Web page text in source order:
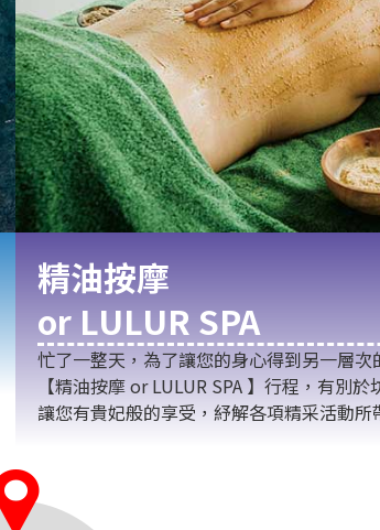
精油按摩
or LULUR SPA
忙了一整天，為了讓您的身心得到另一層
【精油按摩 or LULUR SPA 】行程，有別
讓您有貴妃般的享受，紓解各項精采活動所